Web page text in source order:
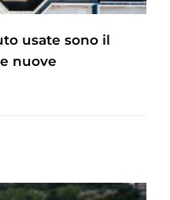
usate sono il
nuove